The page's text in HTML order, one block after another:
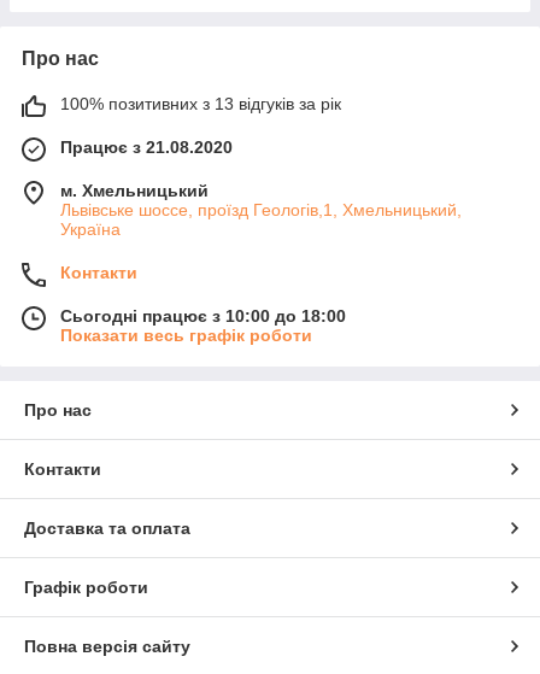
Про нас
100% позитивних з 13 відгуків за рік
Працює з 21.08.2020
м. Хмельницький
Львівське шоссе, проїзд Геологів,1, Хмельницький,
Україна
Контакти
Сьогодні працює з 10:00 до 18:00
Показати весь графік роботи
Про нас
Контакти
Доставка та оплата
Графік роботи
Повна версія сайту